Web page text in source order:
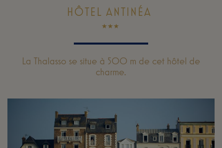
HÔTEL ANTINÉA
La Thalasso se situe à 500 m de cet hôtel de
charme.